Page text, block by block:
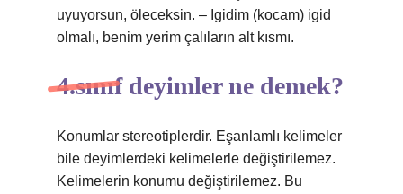
uyuyorsun, öleceksin. – Igidim (kocam) igid
olmalı, benim yerim çalıların alt kısmı.
4.sınıf deyimler ne demek?
Konumlar stereotiplerdir. Eşanlamlı kelimeler
bile deyimlerdeki kelimelerle değiştirilemez.
Kelimelerin konumu değiştirilemez. Bu